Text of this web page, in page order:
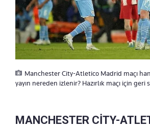
Manchester City-Atletico Madrid maçı
yayın nereden izlenir? Hazırlık maçı için geri
MANCHESTER CİTY-